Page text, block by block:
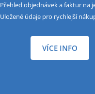
Přehled objednávek a faktur na
Uložené údaje pro rychlejší
VÍCE INFO